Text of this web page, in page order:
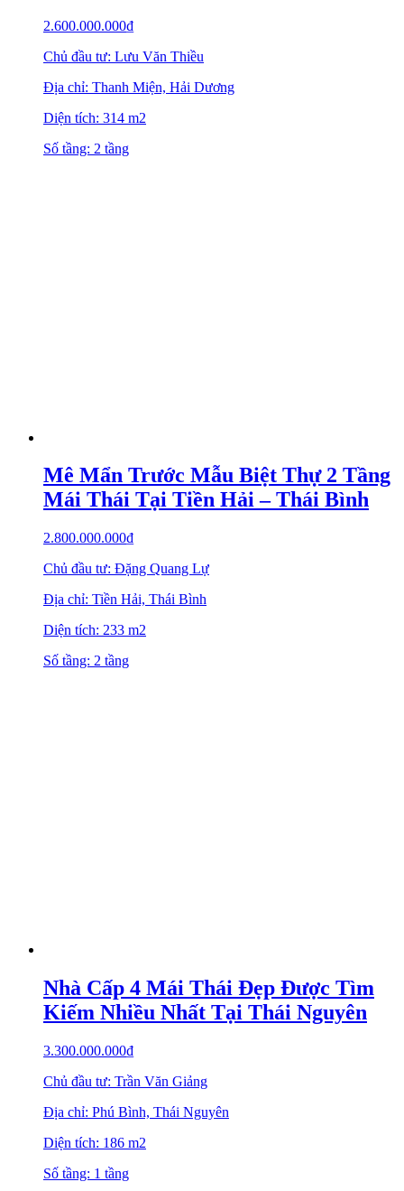
2.600.000.000₫
Chủ đầu tư: Lưu Văn Thiều
Địa chỉ: Thanh Miện, Hải Dương
Diện tích: 314 m2
Số tầng: 2 tầng
Mê Mẩn Trước Mẫu Biệt Thự 2 Tầng
Mái Thái Tại Tiền Hải – Thái Bình
2.800.000.000₫
Chủ đầu tư: Đặng Quang Lự
Địa chỉ: Tiền Hải, Thái Bình
Diện tích: 233 m2
Số tầng: 2 tầng
Nhà Cấp 4 Mái Thái Đẹp Được Tìm
Kiếm Nhiều Nhất Tại Thái Nguyên
3.300.000.000₫
Chủ đầu tư: Trần Văn Giảng
Địa chỉ: Phú Bình, Thái Nguyên
Diện tích: 186 m2
Số tầng: 1 tầng